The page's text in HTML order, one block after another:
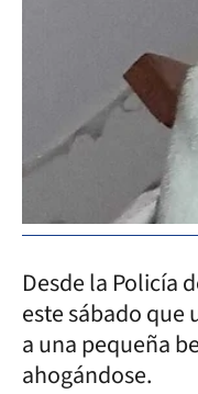
Desde la Policía
este sábado que
a una pequeña
ahogándose.